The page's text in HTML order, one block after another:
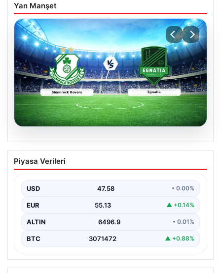
Yan Manşet
Shamrock Rovers ile Egnatia
Karşılaşmasının Detaylı Özeti ve Kritik
İrlanda temsilcisi Shamrock Rovers, Avrupa kupaları
bir…
Piyasa Verileri
USD 47.58 • 0.00%
EUR 55.13 ▲ +0.14%
ALTIN 6496.9 • 0.01%
BTC 3071472 ▲ +0.88%